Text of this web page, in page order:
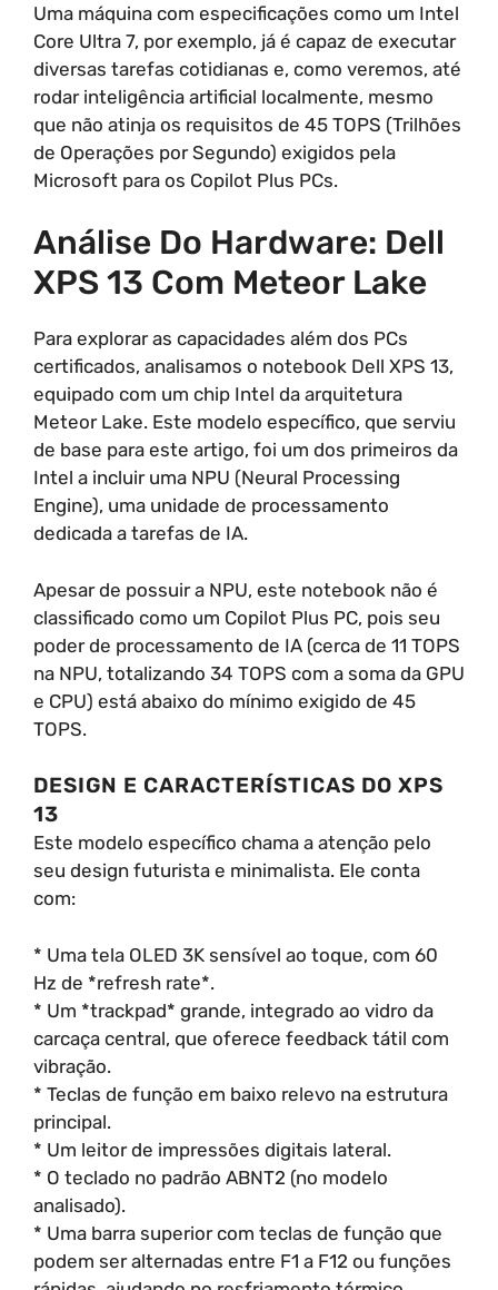
Uma máquina com especificações como um Intel
Core Ultra 7, por exemplo, já é capaz de executar
diversas tarefas cotidianas e, como veremos, até
rodar inteligência artificial localmente, mesmo
que não atinja os requisitos de 45 TOPS (Trilhões
de Operações por Segundo) exigidos pela
Microsoft para os Copilot Plus PCs.
Análise Do Hardware: Dell
XPS 13 Com Meteor Lake
Para explorar as capacidades além dos PCs
certificados, analisamos o notebook Dell XPS 13,
equipado com um chip Intel da arquitetura
Meteor Lake. Este modelo específico, que serviu
de base para este artigo, foi um dos primeiros da
Intel a incluir uma NPU (Neural Processing
Engine), uma unidade de processamento
dedicada a tarefas de IA.
Apesar de possuir a NPU, este notebook não é
classificado como um Copilot Plus PC, pois seu
poder de processamento de IA (cerca de 11 TOPS
na NPU, totalizando 34 TOPS com a soma da GPU
e CPU) está abaixo do mínimo exigido de 45
TOPS.
DESIGN E CARACTERÍSTICAS DO XPS
13
Este modelo específico chama a atenção pelo
seu design futurista e minimalista. Ele conta
com:
* Uma tela OLED 3K sensível ao toque, com 60
Hz de *refresh rate*.
* Um *trackpad* grande, integrado ao vidro da
carcaça central, que oferece feedback tátil com
vibração.
* Teclas de função em baixo relevo na estrutura
principal.
* Um leitor de impressões digitais lateral.
* O teclado no padrão ABNT2 (no modelo
analisado).
* Uma barra superior com teclas de função que
podem ser alternadas entre F1 a F12 ou funções